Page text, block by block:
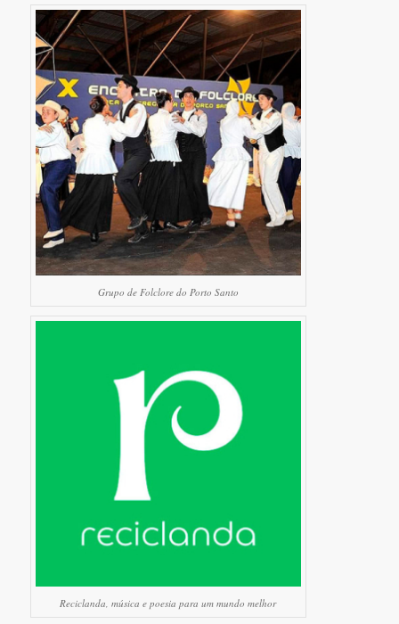
Grupo de Folclore do Porto Santo
Reciclanda, música e poesia para um mundo melhor